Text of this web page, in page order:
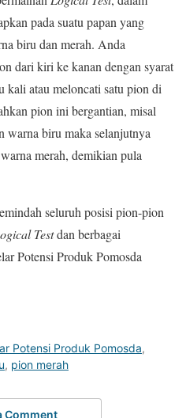
pada suatu papan yang
biru dan merah. Anda
dari kiri ke kanan dengan syarat
kali atau meloncati satu pion di
pion ini bergantian, misal
warna biru maka selanjutnya
merah, demikian pula
seluruh posisi pion-pion
Testdan berbagai
Potensi Produk Pomosda
Potensi Produk Pomosda,
, pion merah
Comment